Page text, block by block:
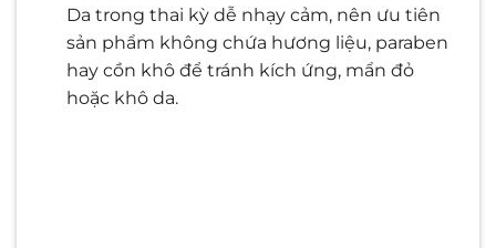
Da trong thai kỳ dễ nhạy cảm, nên ưu tiên
sản phẩm không chứa hương liệu, paraben
hay cồn khô để tránh kích ứng, mẩn đỏ
hoặc khô da.